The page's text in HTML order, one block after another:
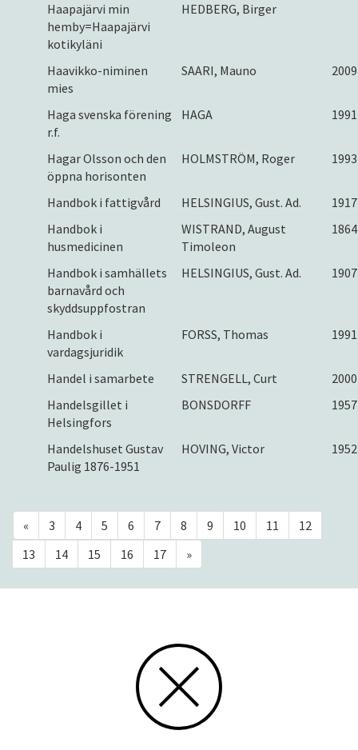
Haapajärvi min
hemby=Haapajärvi
kotikyläni
HEDBERG, Birger
Haavikko-niminen
mies
SAARI, Mauno 2009
Haga svenska förening
r.f.
HAGA 1991
Hagar Olsson och den
öppna horisonten
HOLMSTRÖM, Roger 1993
Handbok i fattigvård HELSINGIUS, Gust. Ad.
1917
Handbok i
husmedicinen
WISTRAND, August
Timoleon
1864
Handbok i samhällets
barnavård och
skyddsuppfostran
HELSINGIUS, Gust. Ad. 1907
Handbok i
vardagsjuridik
FORSS, Thomas 1991
Handel i samarbete STRENGELL, Curt
2000
Handelsgillet i
Helsingfors
BONSDORFF 1957
Handelshuset Gustav
Paulig 1876-1951
HOVING, Victor 1952
« 3 4 5 6 7 8 9 10 11
12
13
14 15 16 17 »